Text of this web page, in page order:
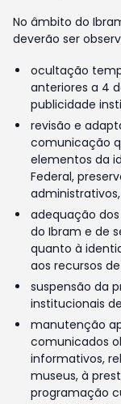
No âmbito do
deverão ser
ocultação
anteriores a 4
publicidade
revisão e
comunicação
elementos da
Federal,
adequação
do Ibram e de
quanto à
aos recursos
suspensão da
institucionais
manutenção
comunicados
informativos,
museus, à
programação